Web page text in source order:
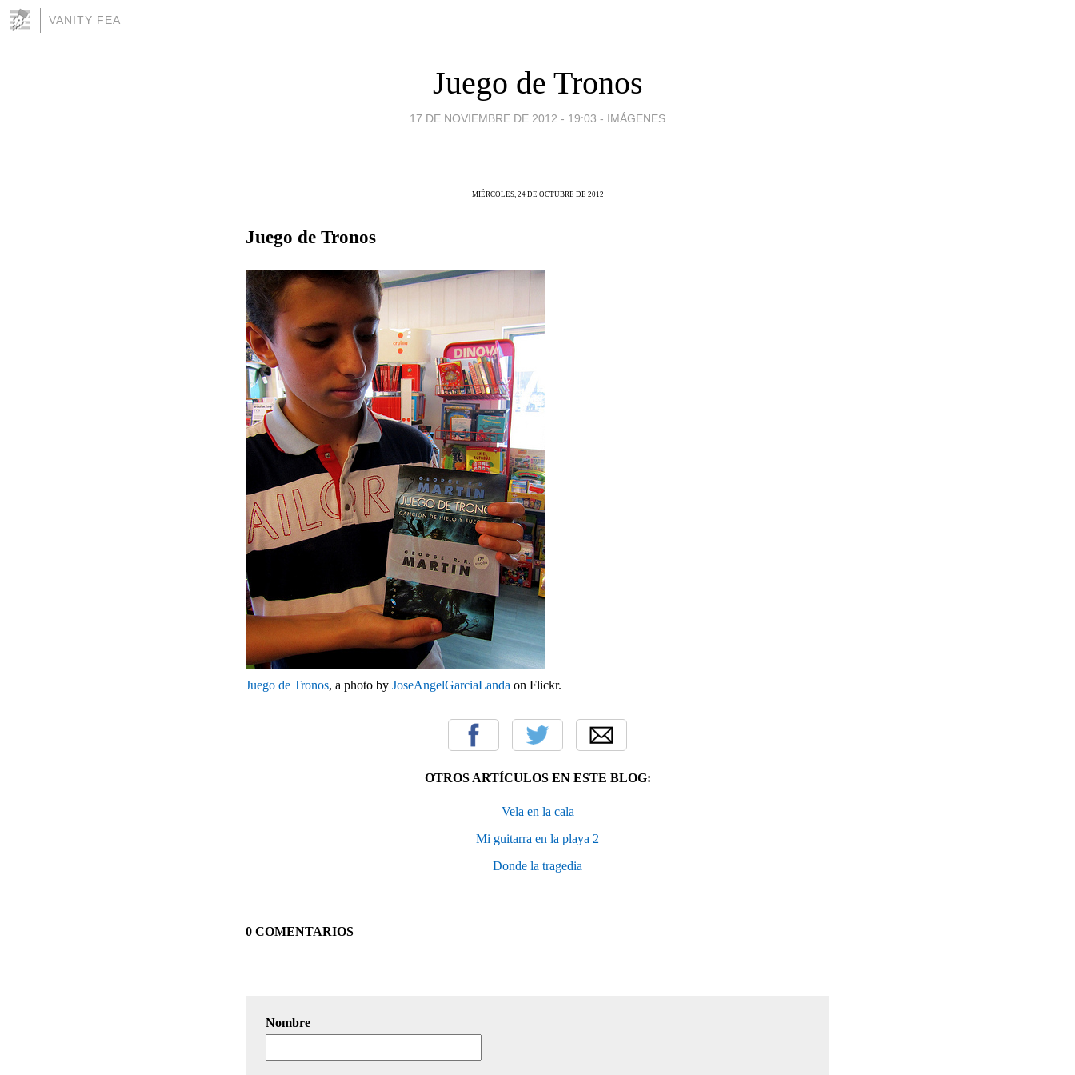
VANITY FEA
Juego de Tronos
17 DE NOVIEMBRE DE 2012 - 19:03 - IMÁGENES
MIÉRCOLES, 24 DE OCTUBRE DE 2012
Juego de Tronos
Juego de Tronos, a photo by JoseAngelGarciaLanda on Flickr.
OTROS ARTÍCULOS EN ESTE BLOG:
Vela en la cala
Mi guitarra en la playa 2
Donde la tragedia
0 COMENTARIOS
Nombre